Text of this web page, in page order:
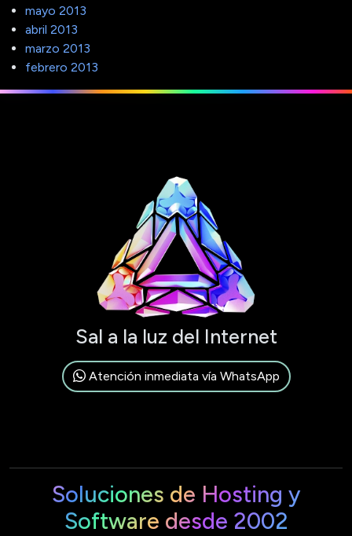
mayo 2013
abril 2013
marzo 2013
febrero 2013
Sal a la luz del Internet
Atención inmediata vía WhatsApp
Soluciones de Hosting y
Software desde 2002